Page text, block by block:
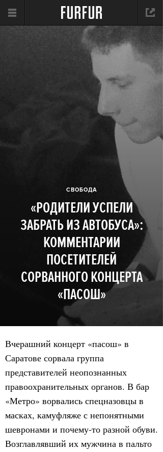
СВОБОДА
«РОДИТЕЛИ УСПЕЛИ
ЗАБРАТЬ ИЗ АВТОБУСА»:
КОММЕНТАРИИ
ПОСЕТИТЕЛЕЙ
СОРВАННОГО КОНЦЕРТА
«ПАСОШ»
Вчерашний концерт «пасош» в
Саратове сорвала группа
представителей неопознанных
правоохранительных органов. В бар
«Метро» ворвались спецназовцы в
масках, камуфляже с непонятными
шевронами и почему-то разной обуви.
Возглавлявший их мужчина в пальто